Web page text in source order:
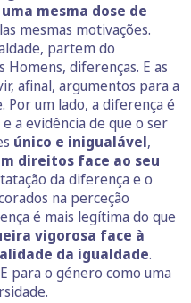
mesma dose de
mesmas motivações.
partem do
diferenças. E as
afinal, argumentos para a
Por um lado, a diferença é
a evidência de que o ser
único e inigualável,
direitos face ao seu
da diferença e o
na perceção
é mais legítima do que
vigorosa face à
da igualdade.
para o género como uma